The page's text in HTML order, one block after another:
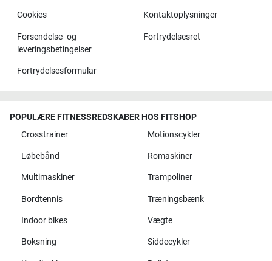
Cookies Kontaktoplysninger
Forsendelse- og
leveringsbetingelser
Fortrydelsesret
Fortrydelsesformular
POPULÆRE FITNESSREDSKABER HOS FITSHOP
Crosstrainer
Motionscykler
Løbebånd Romaskiner
Multimaskiner Trampoliner
Bordtennis Træningsbænk
Indoor bikes Vægte
Boksning Siddecykler